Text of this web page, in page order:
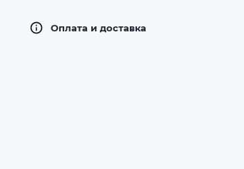
Оплата и доставка